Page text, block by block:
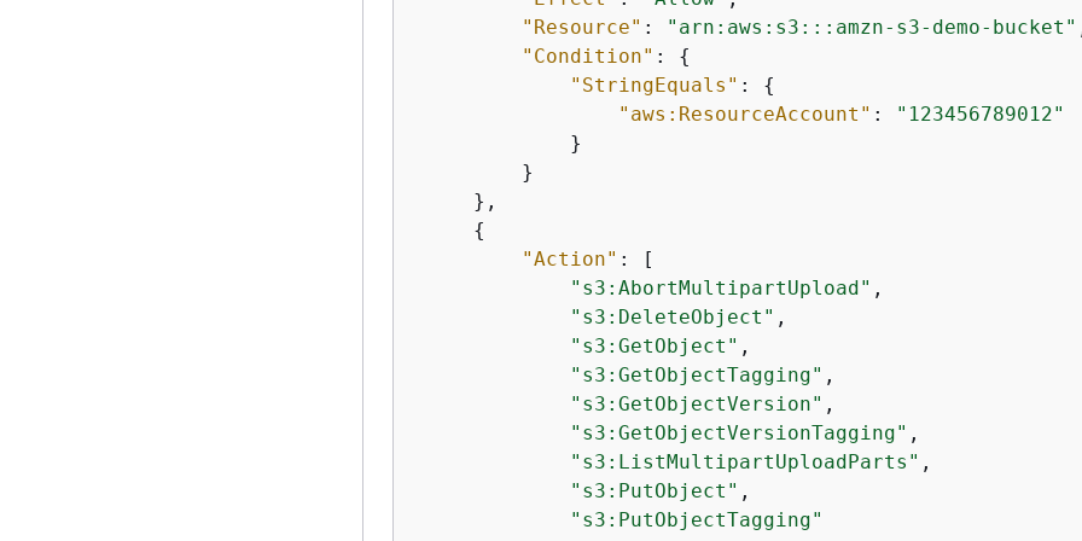
"Resource" : "arn:aws:s3:::amzn-s3-demo-bucket"
"Condition" : {
"StringEquals" : {
"aws:ResourceAccount" :
"123456789012"
             }
         }
     },
{
"Action" : [
"s3:AbortMultipartUpload" ,
"s3:DeleteObject" ,
"s3:GetObject" ,
"s3:GetObjectTagging" ,
"s3:GetObjectVersion" ,
"s3:GetObjectVersionTagging" ,
"s3:ListMultipartUploadParts" ,
"s3:PutObject" ,
"s3:PutObjectTagging"